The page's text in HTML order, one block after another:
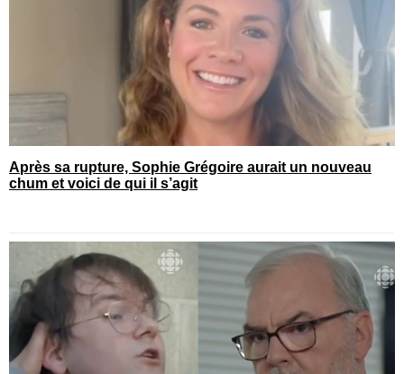
Après sa rupture, Sophie Grégoire aurait un nouveau
chum et voici de qui il s’agit